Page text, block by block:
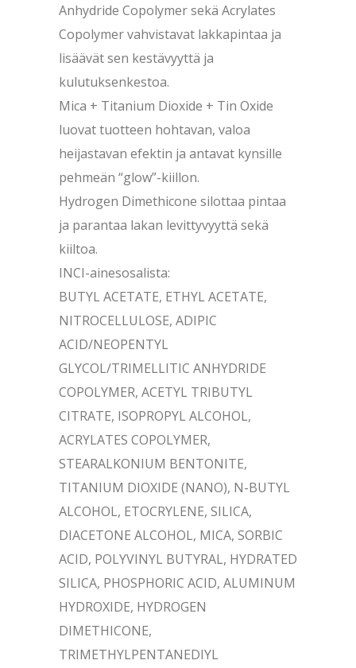
Anhydride Copolymer sekä Acrylates
Copolymer vahvistavat lakkapintaa ja
lisäävät sen kestävyyttä ja
kulutuksenkestoa.
Mica + Titanium Dioxide + Tin Oxide
luovat tuotteen hohtavan, valoa
heijastavan efektin ja antavat kynsille
pehmeän “glow”-kiillon.
Hydrogen Dimethicone silottaa pintaa
ja parantaa lakan levittyvyyttä sekä
kiiltoa.
INCI-ainesosalista:
BUTYL ACETATE, ETHYL ACETATE,
NITROCELLULOSE, ADIPIC
ACID/NEOPENTYL
GLYCOL/TRIMELLITIC ANHYDRIDE
COPOLYMER, ACETYL TRIBUTYL
CITRATE, ISOPROPYL ALCOHOL,
ACRYLATES COPOLYMER,
STEARALKONIUM BENTONITE,
TITANIUM DIOXIDE (NANO), N-BUTYL
ALCOHOL, ETOCRYLENE, SILICA,
DIACETONE ALCOHOL, MICA, SORBIC
ACID, POLYVINYL BUTYRAL, HYDRATED
SILICA, PHOSPHORIC ACID, ALUMINUM
HYDROXIDE, HYDROGEN
DIMETHICONE,
TRIMETHYLPENTANEDIYL